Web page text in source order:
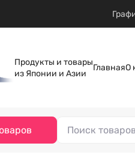
Продукты и товары
из Японии и Азии
ГлавнаяО